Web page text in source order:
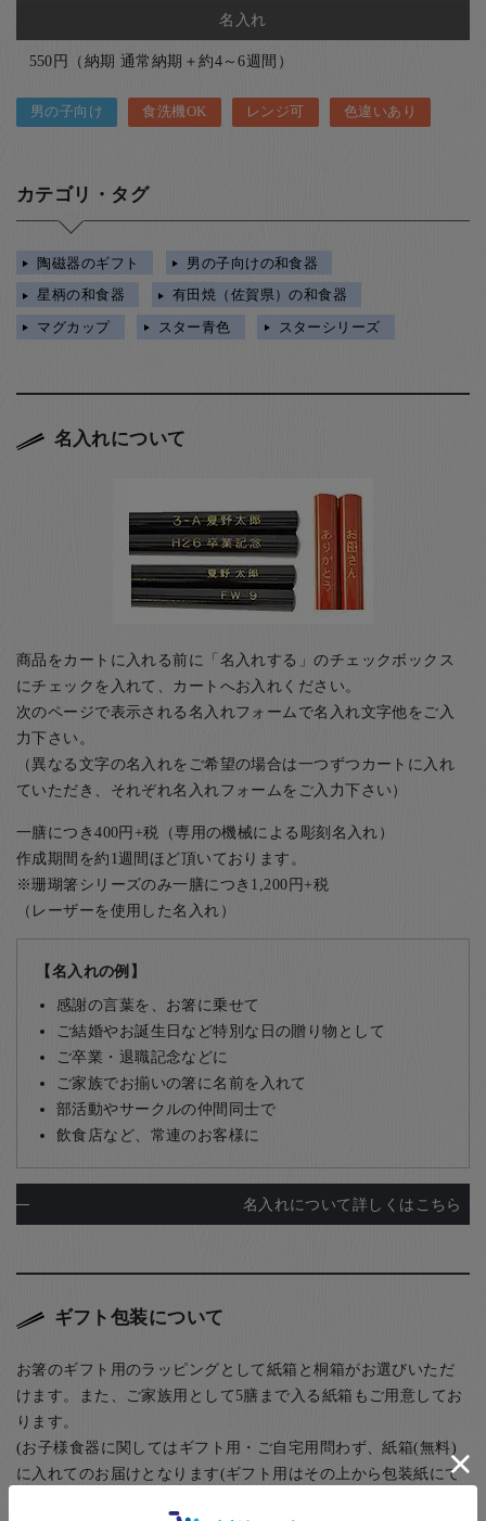
名入れ
550円（納期 通常納期＋約4～6週間）
男の子向け 食洗機OK レンジ可 色違いあり
カテゴリ・タグ
陶磁器のギフト
男の子向けの和食器
星柄の和食器
有田焼（佐賀県）の和食器
マグカップ
スター青色 スターシリーズ
名入れについて
商品をカートに入れる前に「名入れする」のチェックボックス
にチェックを入れて、カートへお入れください。
次のページで表示される名入れフォームで名入れ文字他をご入
力下さい。
（異なる文字の名入れをご希望の場合は一つずつカートに入れ
ていただき、それぞれ名入れフォームをご入力下さい）
一膳につき400円+税（専用の機械による彫刻名入れ）
作成期間を約1週間ほど頂いております。
※珊瑚箸シリーズのみ一膳につき1,200円+税
（レーザーを使用した名入れ）
【名入れの例】
感謝の言葉を、お箸に乗せて
ご結婚やお誕生日など特別な日の贈り物として
ご卒業・退職記念などに
ご家族でお揃いの箸に名前を入れて
部活動やサークルの仲間同士で
飲食店など、常連のお客様に
名入れについて詳しくはこちら
ギフト包装について
お箸のギフト用のラッピングとして紙箱と桐箱がお選びいただ
けます。また、ご家族用として5膳まで入る紙箱もご用意してお
ります。
(お子様食器に関してはギフト用・ご自宅用問わず、紙箱(無料)
に入れてのお届けとなります(ギフト用はその上から包装紙にて